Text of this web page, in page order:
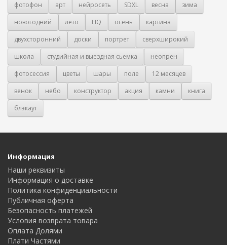
фотофон арт нейросеть SDXL весна
зима
новогодний
лето HQ осень
картина
двухсторонний
доски портрет
сверхширокий
школа
студийная и выездная сьемка
неопрен
фотосессия
цветы шары поле
12 месяцев
венок
небо конструктор акция камни
книга
блэкаут
Информация
Наши реквизиты
Информация о доставке
Политика конфиденциальности
Публичная оферта
Безопасность платежей
Условия возврата товара
Оплата Долями
Плати Частями